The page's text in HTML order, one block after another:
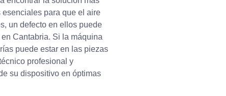
para que el aire
un defecto en ellos puede
Cantabria. Si la máquina
puede estar en las piezas
profesional y
su dispositivo en óptimas